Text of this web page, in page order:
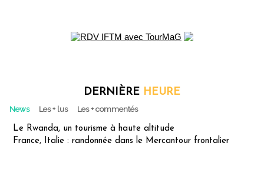
DERNIÈRE HEURE
News Les + lus Les + commentés
Le Rwanda, un tourisme à haute altitude
France, Italie : randonnée dans le Mercantour frontalier